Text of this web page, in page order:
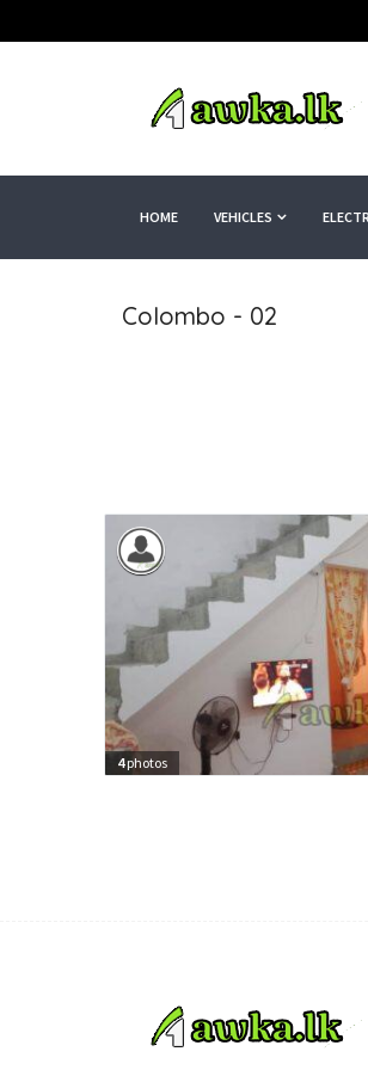
HOME VEHICLES
Colombo - 02
4photos